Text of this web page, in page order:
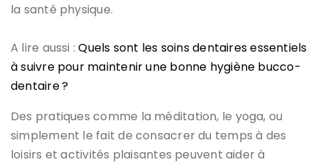
la santé physique.
A lire aussi :Quels sont les soins dentaires essentiels
à suivre pour maintenir une bonne hygiène bucco-
dentaire ?
Des pratiques comme la méditation, le yoga, ou
simplement le fait de consacrer du temps à des
loisirs et activités plaisantes peuvent aider à